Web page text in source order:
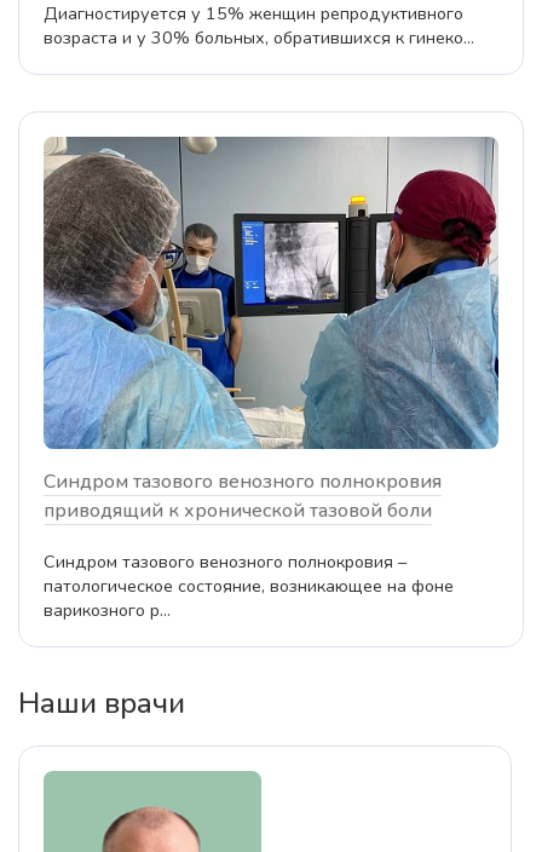
Диагностируется у 15% женщин репродуктивного
возраста и у 30% больных, обратившихся к гинеко...
Синдром тазового венозного полнокровия
приводящий к хронической тазовой боли
Синдром тазового венозного полнокровия –
патологическое состояние, возникающее на фоне
варикозного р...
Наши врачи